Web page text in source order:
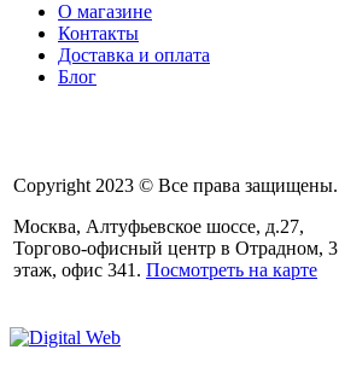
О магазине
Контакты
Доставка и оплата
Блог
Copyright 2023 © Все права защищены.
Москва, Алтуфьевское шоссе, д.27,
Торгово-офисный центр в Отрадном, 3
этаж, офис 341. Посмотреть на карте